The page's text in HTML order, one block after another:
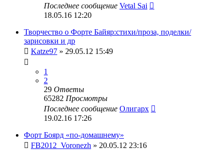
Последнее сообщение Vetal Sai
18.05.16 12:20
Творчество о Форте Байяр:стихи/проза, поделки/
зарисовки и др
Katze97 » 29.05.12 15:49
1
2
29 Ответы
65282 Просмотры
Последнее сообщение Олигарх
19.02.16 17:26
Форт Боярд «по-домашнему»
FB2012_Voronezh » 20.05.12 23:16